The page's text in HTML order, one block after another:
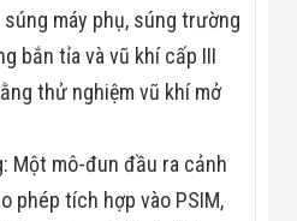
súng máy phụ, súng trường
bắn tỉa và vũ khí cấp III
thử nghiệm vũ khí mở
Một mô-đun đầu ra cảnh
phép tích hợp vào PSIM,